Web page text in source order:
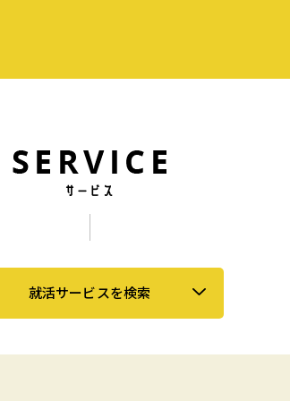
就活サービスを検索